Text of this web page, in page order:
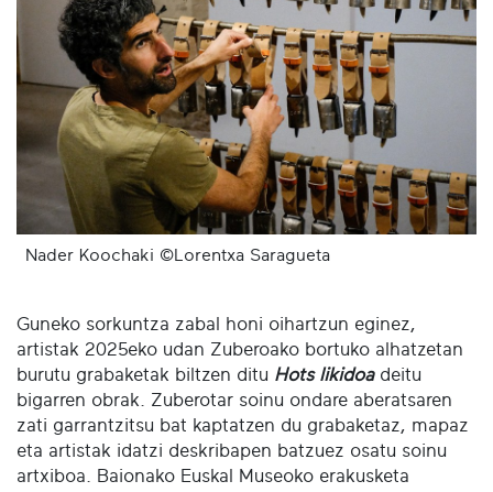
Nader Koochaki ©Lorentxa Saragueta
Guneko sorkuntza zabal honi oihartzun eginez,
artistak 2025eko udan Zuberoako bortuko alhatzetan
burutu grabaketak biltzen ditu Hots likidoadeitu
bigarren obrak. Zuberotar soinu ondare aberatsaren
zati garrantzitsu bat kaptatzen du grabaketaz, mapaz
eta artistak idatzi deskribapen batzuez osatu soinu
artxiboa. Baionako Euskal Museoko erakusketa